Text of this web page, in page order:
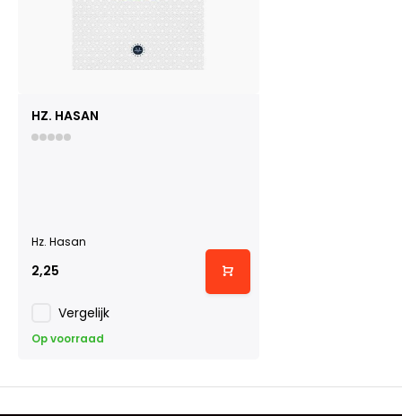
HZ. HASAN
Hz. Hasan
2,25
Vergelijk
Op voorraad